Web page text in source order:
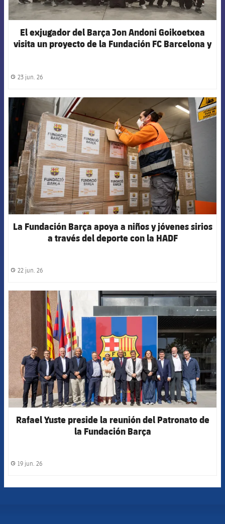
El exjugador del Barça Jon Andoni Goikoetxea
visita un proyecto de la Fundación FC Barcelona y
label.share.clock
23 jun. 26
FCB Barcelona badge
La Fundación Barça apoya a niños y jóvenes sirios
a través del deporte con la HADF
label.share.clock
22 jun. 26
FCB Barcelona badge
Rafael Yuste preside la reunión del Patronato de
la Fundación Barça
label.share.clock
19 jun. 26